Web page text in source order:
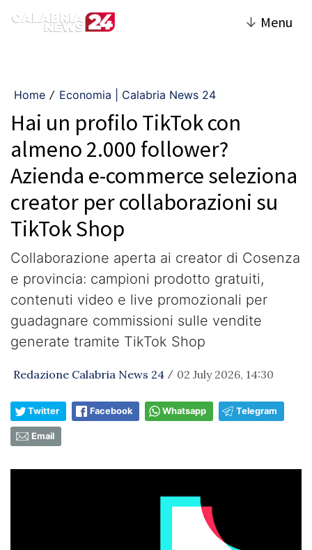
↓ Menu
Home / Economia | Calabria News 24
Hai un profilo TikTok con
almeno 2.000 follower?
Azienda e-commerce seleziona
creator per collaborazioni su
TikTok Shop
Collaborazione aperta ai creator di Cosenza
e provincia: campioni prodotto gratuiti,
contenuti video e live promozionali per
guadagnare commissioni sulle vendite
generate tramite TikTok Shop
Redazione Calabria News 24 / 02 July 2026, 14:30
Twitter Facebook Whatsapp Telegram
Email